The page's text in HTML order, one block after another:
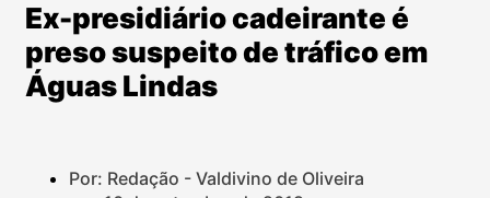
Ex-presidiário cadeirante é
preso suspeito de tráfico em
Águas Lindas
Por: Redação - Valdivino de Oliveira